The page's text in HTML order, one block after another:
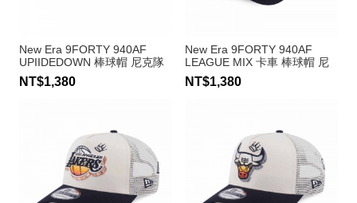
New Era 9FORTY 940AF
UPIIDEDOWN 棒球帽 尼克隊
NT$1,380
New Era 9FORTY 940AF
LEAGUE MIX 卡車 棒球帽 尼
克隊
NT$1,380